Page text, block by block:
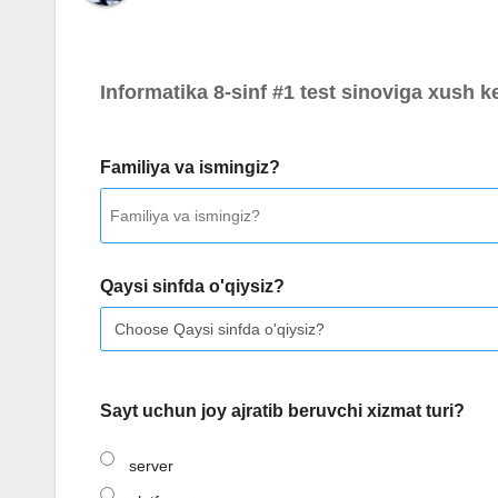
Informatika 8-sinf #1 test sinoviga xush
Familiya va ismingiz?
Qaysi sinfda o'qiysiz?
Sayt uchun joy ajratib beruvchi xizmat turi?
server